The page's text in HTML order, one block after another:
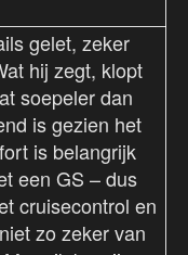
gelet, zeker
hij zegt, klopt
soepeler dan
is gezien het
is belangrijk
een GS – dus
cruisecontrol en
zo zeker van